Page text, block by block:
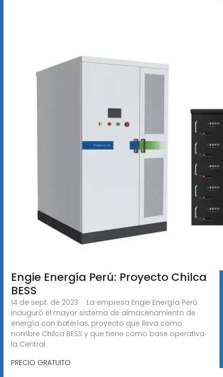
Engie Energía Perú: Proyecto Chilca
BESS
14 de sept. de 2023 · La empresa Engie Energía Perú
inauguró el mayor sistema de almacenamiento de
energía con baterías, proyecto que lleva como
nombre Chilca BESS y que tiene como base operativa
la Central
PRECIO GRATUITO